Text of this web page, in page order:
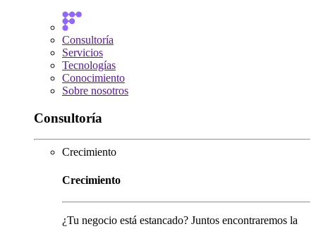
Consultoría
Servicios
Tecnologías
Conocimiento
Sobre nosotros
Consultoría
Crecimiento
Crecimiento
¿Tu negocio está estancado? Juntos encontraremos la